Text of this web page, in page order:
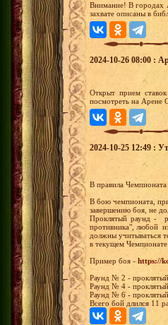
Внимание! В городах
захвате описаны в
2024-10-26 08:00 :
Открыт прием
посмотреть на Арене
2024-10-25 12:49 :
В правила
В бою чемпионата,
завершению боя, не
Проклятый раунд -
противника", любой
должны учитываться
в текущем
Пример боя - https://
Раунд № 2 - проклятый
Раунд № 4 - проклятый
Раунд № 6 - проклятый
Всего бой длился 11